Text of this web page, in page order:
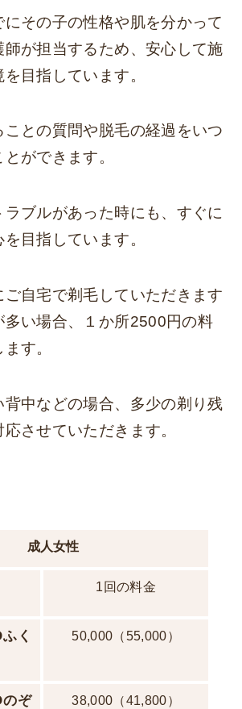
にその子の性格や肌を分かって
師が担当するため、安心して施
目指しています。
ことの質問や脱毛の経過をいつ
ができます。
ラブルがあった時にも、すぐに
目指しています。
自宅で剃毛していただきます
多い場合、１か所2500円の料
す。
背中などの場合、多少の剃り残
させていただきます。
成人女性
1回の料金
く
50,000（55,000）
のぞ
38,000（41,800）